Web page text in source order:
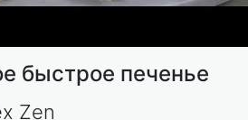
быстрое печенье
Zen